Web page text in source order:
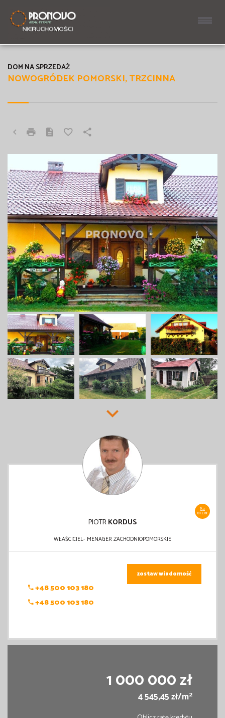
NOWOGRÓDEK POMORSKI, TRZCINNA
DOM NA SPRZEDAŻ
84
OFERT
PIOTRKORDUS
WŁAŚCICIEL- MENAGER ZACHODNIOPOMORSKIE
+48 500 103 180
+48 500 103 180
zostaw wiadomość
1 000 000 zł
4 545,45 zł/m2